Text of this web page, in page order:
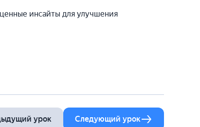
инсайты для улучшения
урок Следующий урок